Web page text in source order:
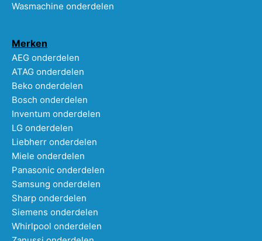
Wasmachine onderdelen
Merken
AEG onderdelen
ATAG onderdelen
Beko onderdelen
Bosch onderdelen
Inventum onderdelen
LG onderdelen
Liebherr onderdelen
Miele onderdelen
Panasonic onderdelen
Samsung onderdelen
Sharp onderdelen
Siemens onderdelen
Whirlpool onderdelen